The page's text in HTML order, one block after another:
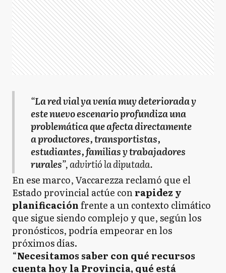
“La red vial ya venía muy deteriorada y
este nuevo escenario profundiza una
problemática que afecta directamente
a productores, transportistas,
estudiantes, familias y trabajadores
rurales”, advirtió la diputada.
En ese marco, Vaccarezza reclamó que el
Estado provincial actúe conrapidez y
planificaciónfrente a un contexto climático
que sigue siendo complejo y que, según los
pronósticos, podría empeorar en los
próximos días.
“Necesitamos saber con qué recursos
cuenta hoy la Provincia, qué está